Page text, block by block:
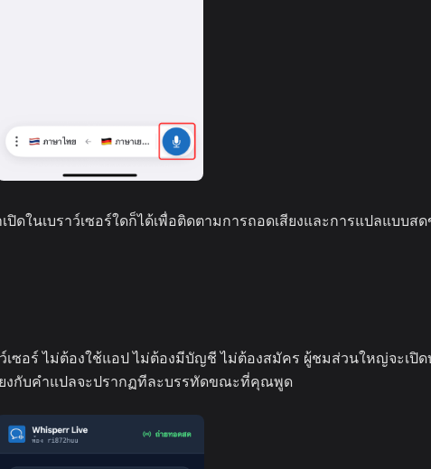
ในเบราว์เซอร์ใดก็ได้เพื่อติดตามการถอดเสียงและการแปลแบบสด
เซอร์ ไม่ต้องใช้แอป ไม่ต้องมีบัญชี ไม่ต้องสมัคร ผู้ชมส่วนใหญ่จะเปิ
งกับคำแปลจะปรากฏทีละบรรทัดขณะที่คุณพูด